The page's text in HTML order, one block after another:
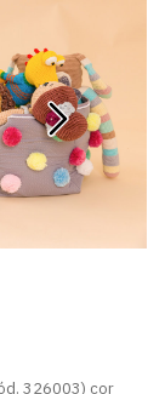
326003) cor